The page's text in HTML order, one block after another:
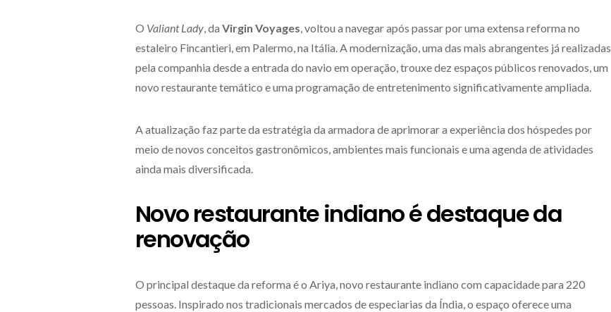
O Valiant Lady, da Virgin Voyages, voltou a navegar após passar por uma extensa reforma no
estaleiro Fincantieri, em Palermo, na Itália. A modernização, uma das mais abrangentes já realizadas
pela companhia desde a entrada do navio em operação, trouxe dez espaços públicos renovados, um
novo restaurante temático e uma programação de entretenimento significativamente ampliada.
A atualização faz parte da estratégia da armadora de aprimorar a experiência dos hóspedes por
meio de novos conceitos gastronômicos, ambientes mais funcionais e uma agenda de atividades
ainda mais diversificada.
Novo restaurante indiano é destaque da
renovação
O principal destaque da reforma é o Ariya, novo restaurante indiano com capacidade para 220
pessoas. Inspirado nos tradicionais mercados de especiarias da Índia, o espaço oferece uma